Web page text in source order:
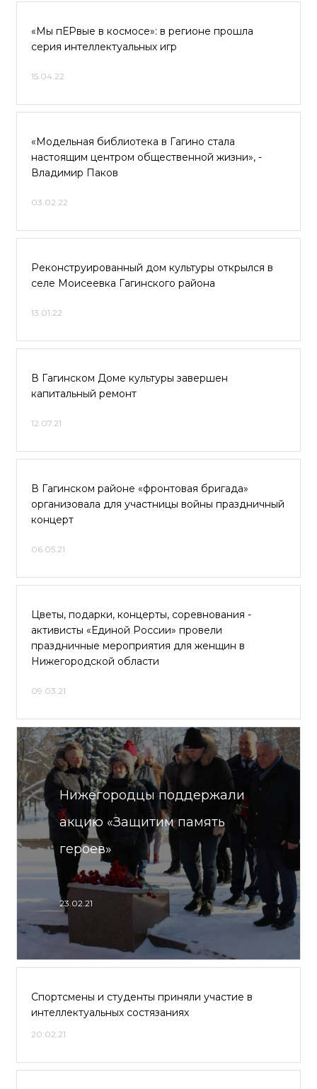
«Мы пЕРвые в космосе»: в регионе прошла
серия интеллектуальных игр
15.04.22
«Модельная библиотека в Гагино стала
настоящим центром общественной жизни», -
Владимир Паков
03.02.22
Реконструированный дом культуры открылся в
селе Моисеевка Гагинского района
13.01.22
В Гагинском Доме культуры завершен
капитальный ремонт
12.07.21
В Гагинском районе «фронтовая бригада»
организовала для участницы войны праздничный
концерт
06.05.21
Цветы, подарки, концерты, соревнования -
активисты «Единой России» провели
праздничные мероприятия для женщин в
Нижегородской области
09.03.21
Нижегородцы поддержали
акцию «Защитим память
героев»
23.02.21
Спортсмены и студенты приняли участие в
интеллектуальных состязаниях
20.02.21